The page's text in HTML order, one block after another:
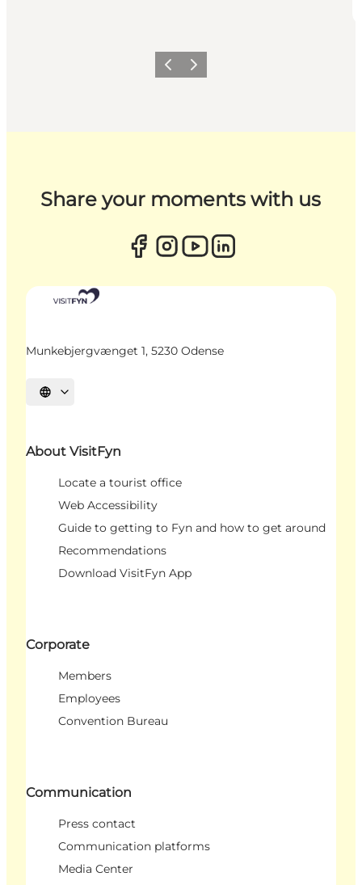
Previous
Next
Share your moments with us
Munkebjergvænget 1, 5230 Odense
Select language
About VisitFyn
Locate a tourist office
Web Accessibility
Guide to getting to Fyn and how to get around
Recommendations
Download VisitFyn App
Corporate
Members
Employees
Convention Bureau
Communication
Press contact
Communication platforms
Media Center